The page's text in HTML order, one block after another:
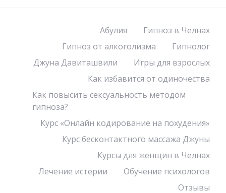
Абулия
Гипноз в Челнах
Гипноз от алкоголизма
Гипнолог
Джуна Давиташвили
Игры для взрослых
Как избавится от одиночества
Как повысить сексуальность методом
гипноза?
Курс «Онлайн кодирование на похудения»
Курс бесконтактного массажа Джуны
Курсы для женщин в Челнах
Лечение истерии
Обучение психологов
Отзывы